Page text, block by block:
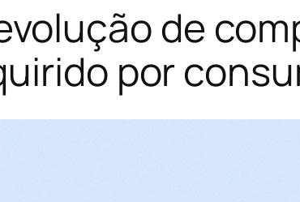
de
por